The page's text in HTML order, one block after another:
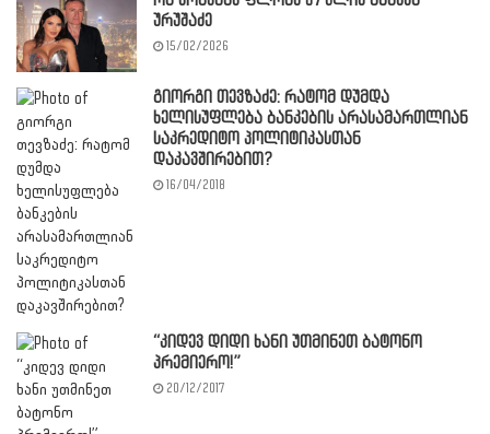
ურუშაძე
15/02/2026
გიორგი თევზაძე: რატომ დუმდა
ხელისუფლება ბანკების არასამართლიან
საკრედიტო პოლიტიკასთან
დაკავშირებით?
16/04/2018
“კიდევ დიდი ხანი უთმინეთ ბატონო
პრემიერო!”
20/12/2017